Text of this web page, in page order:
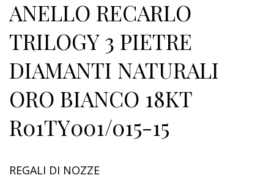
ANELLO RECARLO
TRILOGY 3 PIETRE
DIAMANTI NATURALI
ORO BIANCO 18KT
R01TY001/015-15
REGALI DI NOZZE